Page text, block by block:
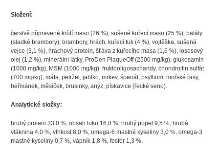
Složení:
čerstvě připravené krůtí maso (26 %), sušené kuřecí maso (25 %), batáty
(sladké brambory), brambory, hrách, kuřecí tuk (4 %), vojtěška, sušená
vejce (3,1 %), hrachový protein, šťáva z kuřecího masa (1,6 %), lososový
olej (1,2 %), minerální látky, ProDen PlaqueOff (2500 mg/kg), glukosamin
(1000 mg/kg), MSM (1000 mg/kg), fruktooligosacharidy, chondroitin sulfát
(700 mg/kg), máta, petržel, jablko, mrkev, špenát, psyllium, mořské řasy,
heřmánek, měsíček, brusinky, anýz, pískavice (řecké seno).
Analytické složky:
hrubý protein 33,0 %, obsah tuku 16,0 %, hrubý popel 9,5 %, hrubá
vláknina 4,0 %, vlhkost 8,0 %, omega-6 mastné kyseliny 3,0 %, omega-3
mastné kyseliny 0,7 %, vápník 1,8 %, fosfor 1,3 %.